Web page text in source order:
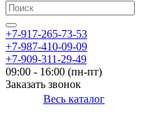
+7-917-265-73-53
+7-987-410-09-09
+7-909-311-29-49
09:00 - 16:00 (пн-пт)
Заказать звонок
Весь каталог